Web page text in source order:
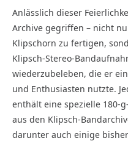
Anlässlich dieser
Archive gegriffen – nicht
Klipschorn zu fertigen,
Klipsch-Stereo-
wiederzubeleben, die er
und Enthusiasten nutzte.
enthält eine spezielle 180-
aus den Klipsch-
darunter auch einige